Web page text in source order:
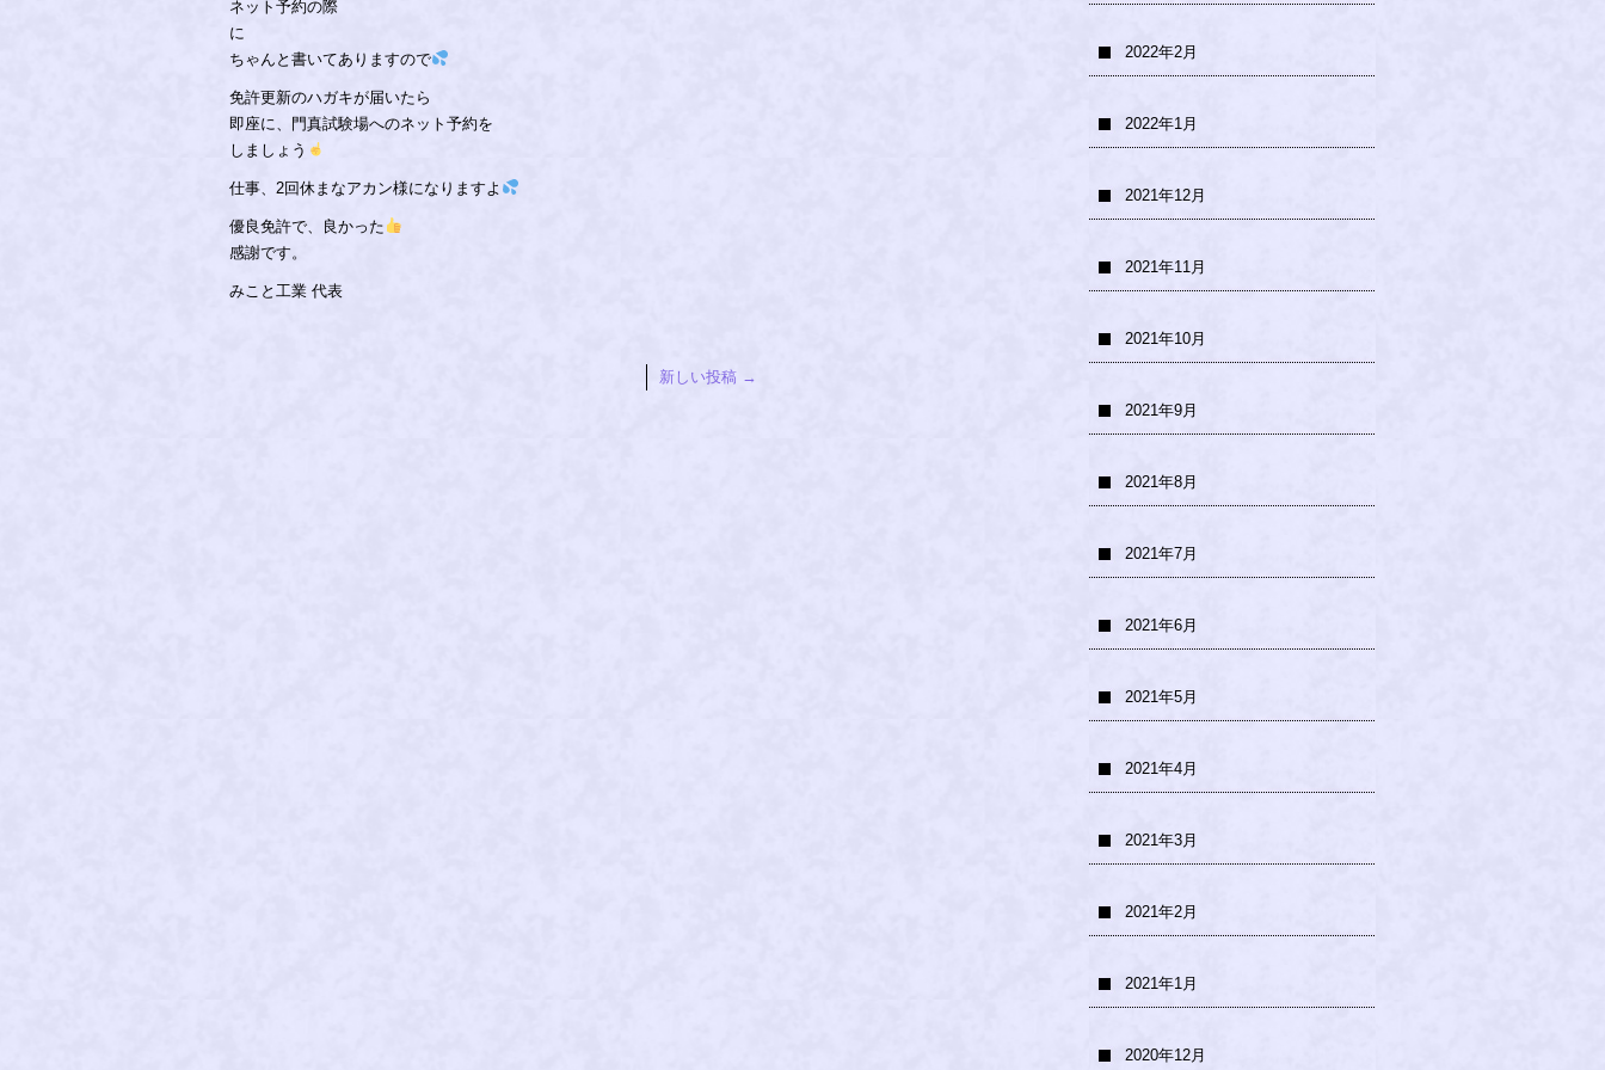
ネット予約の際
に
ちゃんと書いてありますので
免許更新のハガキが届いたら
即座に、門真試験場へのネット予約を
しましょう
仕事、2回休まなアカン様になりますよ
優良免許で、良かった
感謝です。
みこと工業 代表
新しい投稿 →
2022年2月
2022年1月
2021年12月
2021年11月
2021年10月
2021年9月
2021年8月
2021年7月
2021年6月
2021年5月
2021年4月
2021年3月
2021年2月
2021年1月
2020年12月